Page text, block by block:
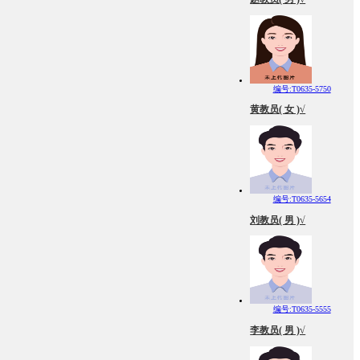
编号:T0635-5750
黄教员( 女 )√
编号:T0635-5654
刘教员( 男 )√
编号:T0635-5555
李教员( 男 )√